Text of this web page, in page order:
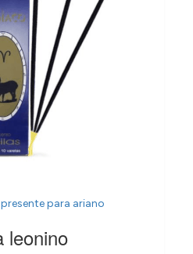
para ariano
leonino